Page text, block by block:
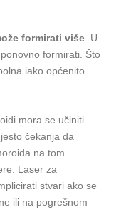
formirati više. U
formirati. Što
iako općenito
mora se učiniti
čekanja da
na tom
Laser za
stvari ako se
ili na pogrešnom